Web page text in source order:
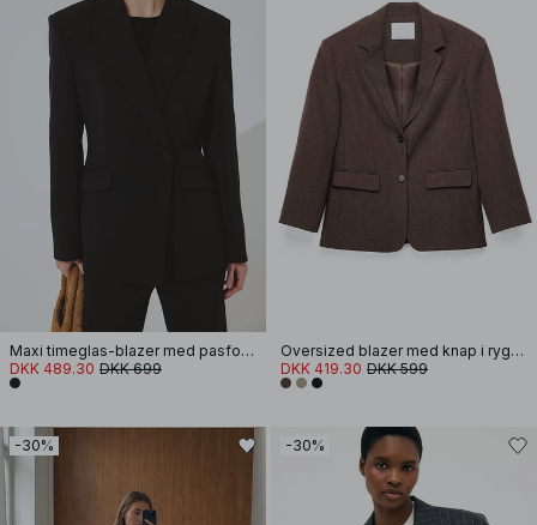
Maxi timeglas-blazer med pasform
DKK 489.30 DKK 699
Oversized blazer med knap i ryggen
DKK 419.30 DKK 599
-30% -30%